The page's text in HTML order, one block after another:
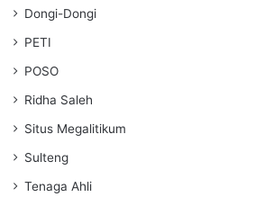
Dongi-Dongi
PETI
POSO
Ridha Saleh
Situs Megalitikum
Sulteng
Tenaga Ahli